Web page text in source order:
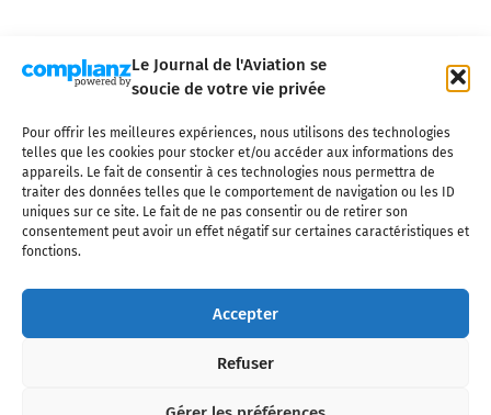
Le Journal de l'Aviation se
soucie de votre vie privée
Pour offrir les meilleures expériences, nous utilisons des technologies
telles que les cookies pour stocker et/ou accéder aux informations des
appareils. Le fait de consentir à ces technologies nous permettra de
traiter des données telles que le comportement de navigation ou les ID
uniques sur ce site. Le fait de ne pas consentir ou de retirer son
consentement peut avoir un effet négatif sur certaines caractéristiques et
fonctions.
Accepter
Refuser
Qui sommes-nous ? Nous contacter
Partenaires
Mentions légales
CGV Politique de confidentialité Cookies
l'industrie aéronautique, l'aviation commerciale, l'aviation d'affaires, les
civils, l'aéronautique de défense et l'industrie spatiale. Toute reproduction,
interdite sans autorisation écrite spécifique du Journal de l’Aviation.